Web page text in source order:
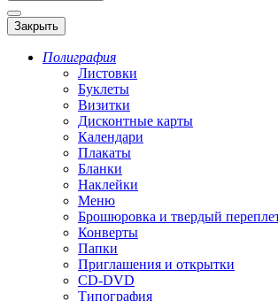
Закрыть
Полиграфия
Листовки
Буклеты
Визитки
Дисконтные карты
Календари
Плакаты
Бланки
Наклейки
Меню
Брошюровка и твердый
Конверты
Папки
Приглашения и открытки
CD-DVD
Типография